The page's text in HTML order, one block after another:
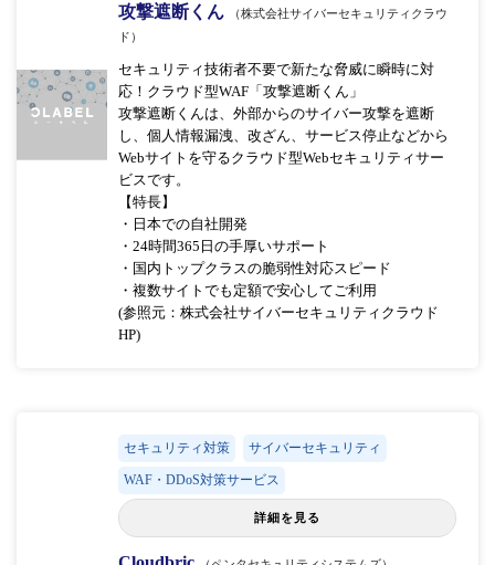
攻撃遮断くん
（株式会社サイバーセキュリティクラウ
ド）
セキュリティ技術者不要で新たな脅威に瞬時に対
応！クラウド型WAF「攻撃遮断くん」
攻撃遮断くんは、外部からのサイバー攻撃を遮断
し、個人情報漏洩、改ざん、サービス停止などから
Webサイトを守るクラウド型Webセキュリティサー
ビスです。
【特長】
・日本での自社開発
・24時間365日の手厚いサポート
・国内トップクラスの脆弱性対応スピード
・複数サイトでも定額で安心してご利用
(参照元：株式会社サイバーセキュリティクラウド
HP)
セキュリティ対策 サイバーセキュリティ
WAF・DDoS対策サービス
詳細を見る